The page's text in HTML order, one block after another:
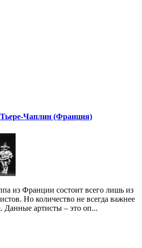
Чаплин (Франция)
из Франции состоит всего лишь из
Но количество не всегда важнее
Данные артисты – это оп...